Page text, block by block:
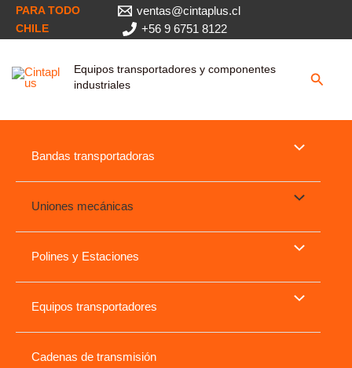
PARA TODO
CHILE
ventas@cintaplus.cl
+56 9 6751 8122
Equipos transportadores y componentes
industriales
Bandas transportadoras
Uniones mecánicas
Polines y Estaciones
Equipos transportadores
Cadenas de transmisión